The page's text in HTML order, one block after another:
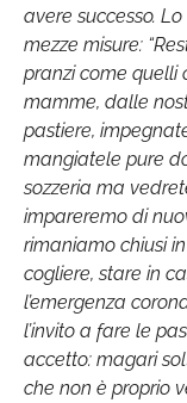
avere successo.
mezze misure:
pranzi come quelli
mamme, dalle
pastiere,
mangiatele pure
sozzeria ma
impareremo di
rimaniamo chiusi
cogliere, stare in
l’emergenza
l’invito a fare le
accetto: magari
che non è proprio